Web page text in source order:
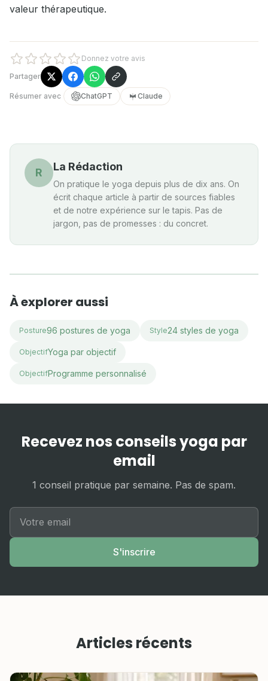
valeur thérapeutique.
Donnez votre avis
Partager
Résumer avec ChatGPT Claude
R La Rédaction
On pratique le yoga depuis plus de dix ans. On
écrit chaque article à partir de sources fiables
et de notre expérience sur le tapis. Pas de
jargon, pas de promesses : du concret.
À explorer aussi
Posture96 postures de yoga Style24 styles de yoga
ObjectifYoga par objectif
ObjectifProgramme personnalisé
Recevez nos conseils yoga par
email
1 conseil pratique par semaine. Pas de spam.
S'inscrire
Articles récents